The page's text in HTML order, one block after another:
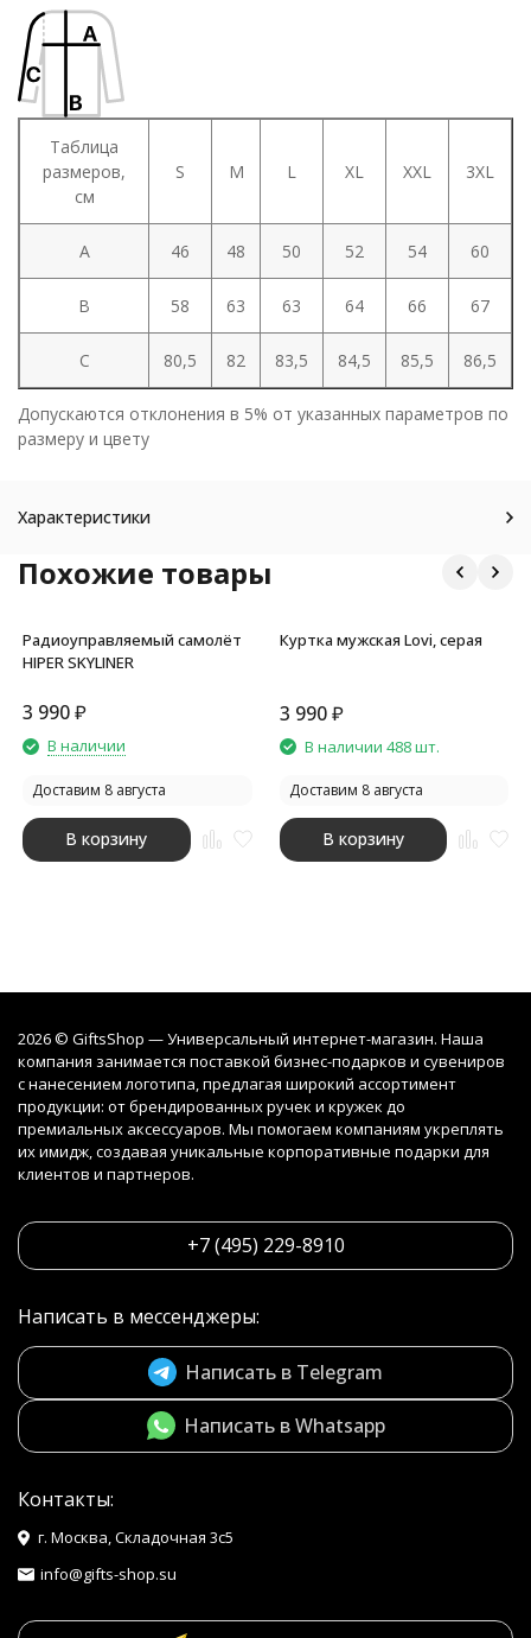
Таблица
размеров,
см
S M L XL XXL 3XL
A 46 48 50 52 54 60
B 58 63 63 64 66 67
C 80,5 82 83,5 84,5 85,5 86,5
Допускаются отклонения в 5% от указанных параметров по
размеру и цвету
Характеристики
Похожие товары
Радиоуправляемый самолёт
HIPER SKYLINER
3 990₽
В наличии
Доставим 8 августа
В корзину
Куртка мужская Lovi, серая
3 990 ₽
В наличии 488 шт.
Доставим 8 августа
В корзину
2026 © GiftsShop — Универсальный интернет-магазин. Наша
компания занимается поставкой бизнес-подарков и сувениров
с нанесением логотипа, предлагая широкий ассортимент
продукции: от брендированных ручек и кружек до
премиальных аксессуаров. Мы помогаем компаниям укреплять
их имидж, создавая уникальные корпоративные подарки для
клиентов и партнеров.
+7 (495) 229-8910
Написать в мессенджеры:
Написать в Telegram
Написать в Whatsapp
Контакты:
г. Москва, Складочная 3с5
info@gifts-shop.su